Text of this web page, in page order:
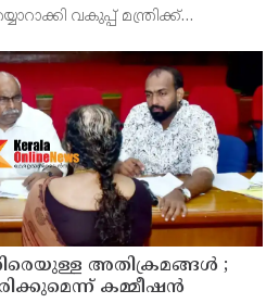
വകുപ്പ് മന്ത്രിക്ക്
അധികം വരുന്ന സ്ഥലമുണ്ട്
അതിക്രമങ്ങൾ ;
കമ്മീഷൻ